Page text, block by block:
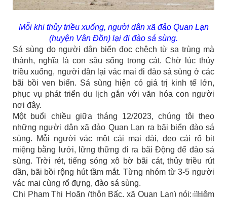
Mỗi khi thủy triều xuống, người dân xã đảo Quan Lạn
(huyện Vân Đồn) lại đi đào sá sùng.
Sá sùng do người dân biển đọc chệch từ sa trùng mà
thành, nghĩa là con sâu sống trong cát. Chờ lúc thủy
triều xuống, người dân lại vác mai đi đào sá sùng ở các
bãi bồi ven biển. Sá sùng hiện có giá trị kinh tế lớn,
phục vụ phát triển du lịch gắn với văn hóa con người
nơi đây.
Một buổi chiều giữa tháng 12/2023, chúng tôi theo
những người dân xã đảo Quan Lạn ra bãi biển đào sá
sùng. Mỗi người vác một cái mai dài, đeo cái rổ bịt
miệng bằng lưới, lững thững đi ra bãi Động để đào sá
sùng. Trời rét, tiếng sóng xô bờ bãi cát, thủy triều rút
dần, bãi bồi rộng hút tầm mắt. Từng nhóm từ 3-5 người
vác mai cùng rổ đựng, đào sá sùng.
Chị Phạm Thị Hoãn (thôn Bấc, xã Quan Lạn) nói: "Hôm